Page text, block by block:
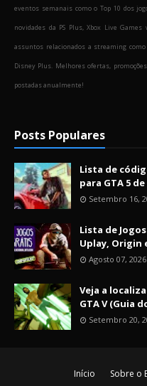
eventos semanais como o Top 10 dos
novidades da PS Plus, Xbox Live
assuntos relacionados a streaming
Disney Plus. Melhores ofertas,
postadas anualmente!
Posts Populares
Lista de
para GTA 5 de
Setembro 16,
Lista de
Uplay, Origin
Agosto 07, 2026
Veja a
GTA V (Guia
Setembro 20,
Início Sobre o